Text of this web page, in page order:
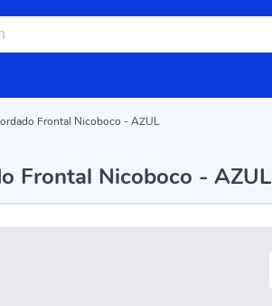
Frontal Nicoboco - AZUL
Frontal Nicoboco - AZUL